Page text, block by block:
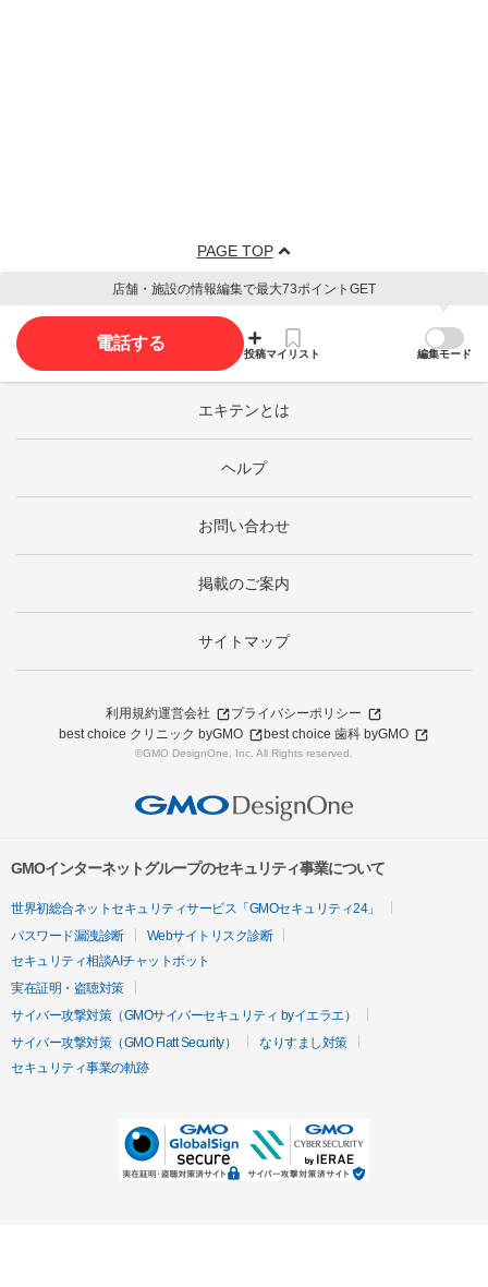
PAGE TOP
店舗・施設の情報編集で最大73ポイントGET
電話する
投稿マイリスト 編集モード
エキテンとは
ヘルプ
お問い合わせ
掲載のご案内
サイトマップ
利用規約運営会社
プライバシーポリシー
best choice クリニック byGMO
best choice 歯科 byGMO
©GMO DesignOne, Inc. All Rights reserved.
GMOインターネットグループのセキュリティ事業について
世界初総合ネットセキュリティサービス「GMOセキュリティ24」
パスワード漏洩診断
Webサイトリスク診断
セキュリティ相談AIチャットボット
実在証明・盗聴対策
サイバー攻撃対策（GMOサイバーセキュリティ byイエラエ）
サイバー攻撃対策（GMO Flatt Security）
なりすまし対策
セキュリティ事業の軌跡